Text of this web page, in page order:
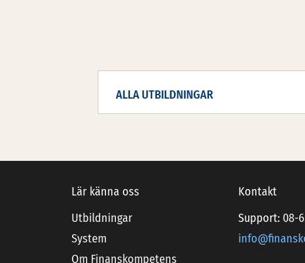
ALLA UTBILDNINGAR
Lär känna oss
Utbildningar
System
Om Finanskompetens
Kontakt
Support: 08-